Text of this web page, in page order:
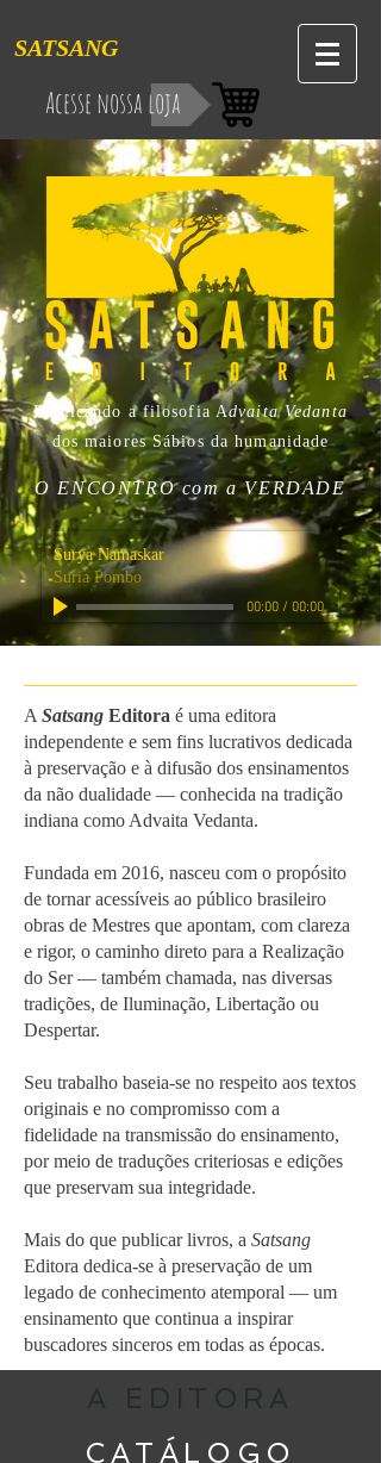
SATSANG
Acesse nossa loja
Publicando a filosofia Advaita Vedanta
dos maiores Sábios da humanidade
O ENCONTRO com a VERDADE
Surya Namaskar
Suria Pombo
00:00/ 00:00
A Satsang Editora é uma editora
independente e sem fins lucrativos dedicada
à preservação e à difusão dos ensinamentos
da não dualidade — conhecida na tradição
indiana como Advaita Vedanta.
Fundada em 2016, nasceu com o propósito
de tornar acessíveis ao público brasileiro
obras de Mestres que apontam, com clareza
e rigor, o caminho direto para a Realização
do Ser — também chamada, nas diversas
tradições, de Iluminação, Libertação ou
Despertar.
Seu trabalho baseia-se no respeito aos textos
originais e no compromisso com a
fidelidade na transmissão do ensinamento,
por meio de traduções criteriosas e edições
que preservam sua integridade.
Mais do que publicar livros, a Satsang
Editora dedica-se à preservação de um
legado de conhecimento atemporal — um
ensinamento que continua a inspirar
buscadores sinceros em todas as épocas.
A EDITORA
CATÁLOGO